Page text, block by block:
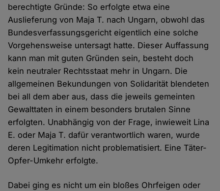
berechtigte Gründe: So erfolgte etwa eine
Auslieferung von Maja T. nach Ungarn, obwohl das
Bundesverfassungsgericht eigentlich eine solche
Vorgehensweise untersagt hatte. Dieser Auffassung
kann man mit guten Gründen sein, besteht doch
kein neutraler Rechtsstaat mehr in Ungarn. Die
allgemeinen Bekundungen von Solidarität blendeten
bei all dem aber aus, dass die jeweils gemeinten
Gewalttaten in einem besonders brutalen Sinne
erfolgten. Unabhängig von der Frage, inwieweit Lina
E. oder Maja T. dafür verantwortlich waren, wurde
deren Legitimation nicht problematisiert. Eine Täter-
Opfer-Umkehr erfolgte.
Dabei ging es nicht um ein bloßes Ohrfeigen oder